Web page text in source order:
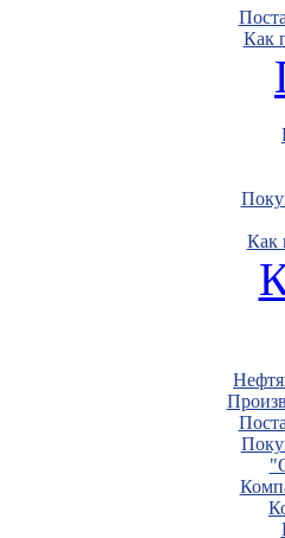
Как
Как